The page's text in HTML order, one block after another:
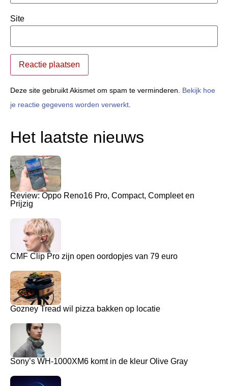
Site
Deze site gebruikt Akismet om spam te verminderen. Bekijk hoe
je reactie gegevens worden verwerkt
Het laatste nieuws
Review: Oppo Reno16 Pro, Compact, Compleet en
Prijzig
CMF Clip Pro zijn open oordopjes van 79 euro
Gozney Tread wil pizza bakken op locatie
Sony’s WH-1000XM6 komt in de kleur Olive Gray